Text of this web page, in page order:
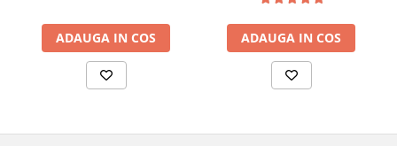
ADAUGA IN COS ADAUGA IN COS